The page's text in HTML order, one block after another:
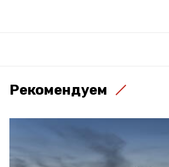
Рекомендуем